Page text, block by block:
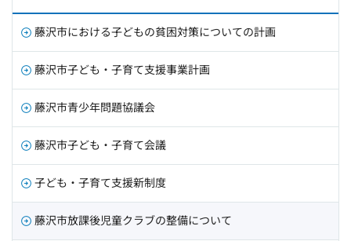
藤沢市における子どもの貧困対策についての計画
藤沢市子ども・子育て支援事業計画
藤沢市青少年問題協議会
藤沢市子ども・子育て会議
子ども・子育て支援新制度
藤沢市放課後児童クラブの整備について